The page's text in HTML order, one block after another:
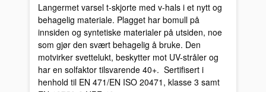
Langermet varsel t-skjorte med v-hals i et nytt og
behagelig materiale. Plagget har bomull på
innsiden og syntetiske materialer på utsiden, noe
som gjør den svært behagelig å bruke. Den
motvirker svettelukt, beskytter mot UV-stråler og
har en solfaktor tilsvarende 40+. Sertifisert i
henhold til EN 471/EN ISO 20471, klasse 3 samt